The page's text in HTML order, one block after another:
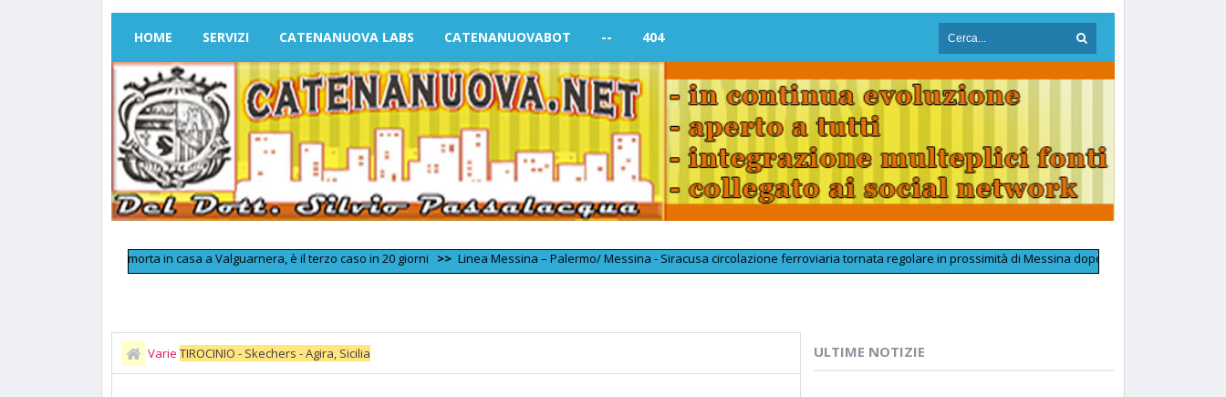
HOME SERVIZI CATENANUOVA LABS CATENANUOVABOT -- 404
trovata morta in casa a Valguarnera, è il terzo caso in 20 giorni >> Linea Messina – Palermo/ Messina - Siracusa circolazione ferroviaria tornata regolare in prossimità di Messina dopo accertamenti tecnici alla linea
Varie TIROCINIO - Skechers - Agira, Sicilia ULTIME NOTIZIE